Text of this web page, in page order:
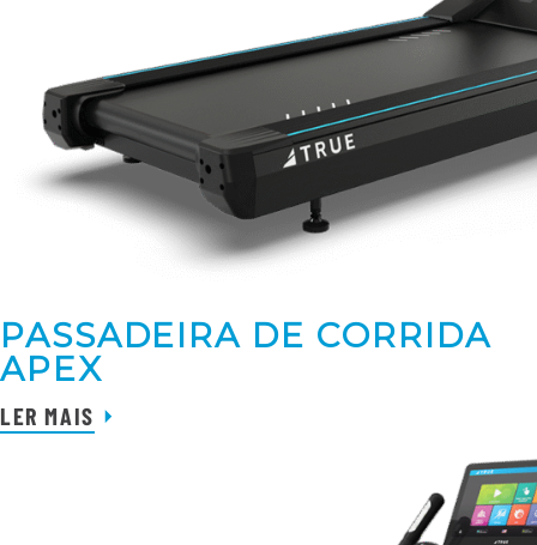
PASSADEIRA DE CORRIDA
APEX
LER MAIS